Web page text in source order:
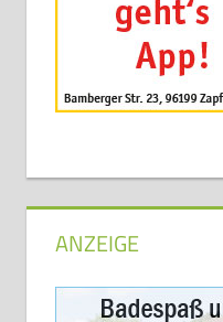
ANZEIGE